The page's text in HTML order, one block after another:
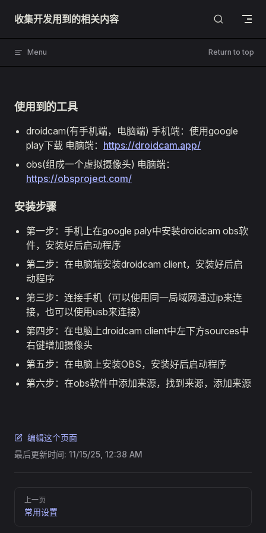
Skip to content
收集开发用到的相关内容
Menu Return to top
使用到的工具
droidcam(有手机端，电脑端) 手机端：使用google
play下载 电脑端： https://droidcam.app/
obs(组成一个虚拟摄像头) 电脑端：
https://obsproject.com/
安装步骤
第一步：手机上在google paly中安装droidcam obs软
件，安装好后启动程序
第二步：在电脑端安装droidcam client，安装好后启
动程序
第三步：连接手机（可以使用同一局域网通过ip来连
接，也可以使用usb来连接）
第四步：在电脑上droidcam client中左下方sources中
右键增加摄像头
第五步：在电脑上安装OBS，安装好后启动程序
第六步：在obs软件中添加来源，找到来源，添加来源
编辑这个页面
最后更新时间: 11/15/25, 12:38 AM
Pager
上一页
常用设置